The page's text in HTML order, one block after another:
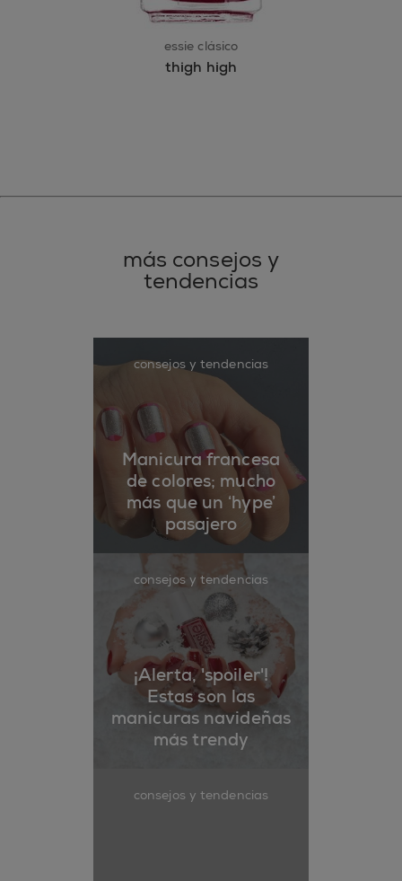
essie clásico
thigh high
más consejos y
tendencias
consejos y tendencias
Manicura francesa
de colores; mucho
más que un ‘hype’
pasajero
consejos y tendencias
¡Alerta, 'spoiler'!
Estas son las
manicuras navideñas
más trendy
consejos y tendencias